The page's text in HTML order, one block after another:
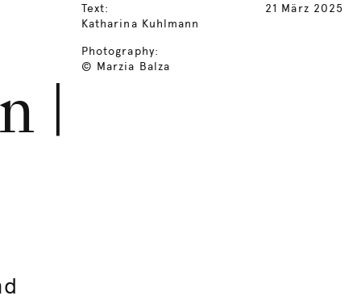
|
Text:
Katharina Kuhlmann
Photography:
© Marzia Balza
21 März 2025